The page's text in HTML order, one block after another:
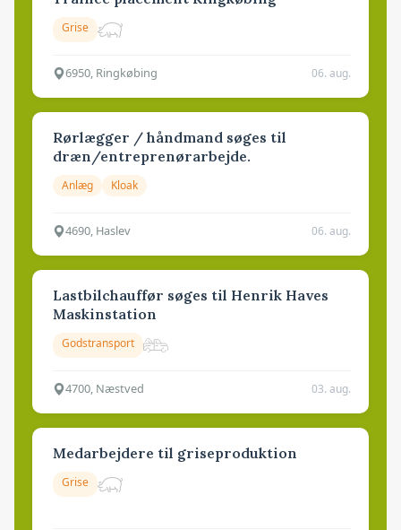
Grise
6950, Ringkøbing 06. aug.
Rørlægger / håndmand søges til
dræn/entreprenørarbejde.
Anlæg Kloak
4690, Haslev 06. aug.
Lastbilchauffør søges til Henrik Haves
Maskinstation
Godstransport
4700, Næstved 03. aug.
Medarbejdere til griseproduktion
Grise